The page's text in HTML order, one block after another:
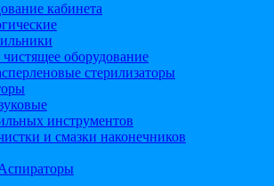
кабинета
оборудование
стерилизаторы
инструментов
и смазки наконечников